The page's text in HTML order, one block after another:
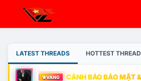
LATEST THREADS HOTTEST
VÀNG CẢNH BÁO BẢO MẬT